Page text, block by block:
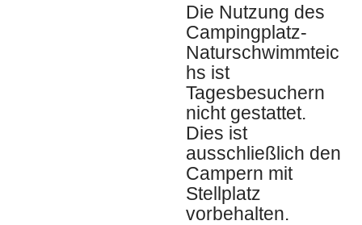
Die Nutzung des
Campingplatz-
Naturschwimmteic
hs ist
Tagesbesuchern
nicht gestattet.
Dies ist
ausschließlich den
Campern mit
Stellplatz
vorbehalten.